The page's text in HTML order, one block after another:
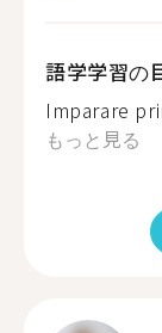
語学学習の
Imparare
もっと見る